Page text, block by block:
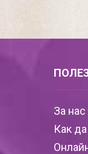
За нас
Как